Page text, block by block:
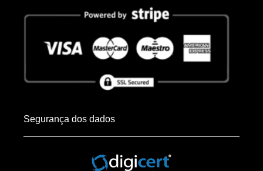
Segurança dos dados